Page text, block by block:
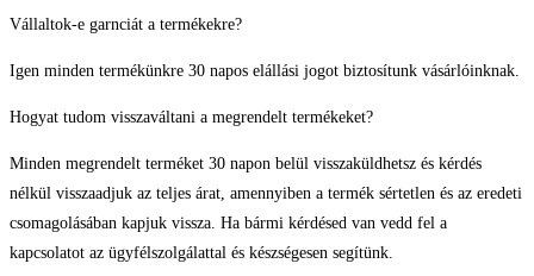
Vállaltok-e garnciát a termékekre?
Igen minden termékünkre 30 napos elállási jogot biztosítunk vásárlóinknak.
Hogyat tudom visszaváltani a megrendelt termékeket?
Minden megrendelt terméket 30 napon belül visszaküldhetsz és kérdés
nélkül visszaadjuk az teljes árat, amennyiben a termék sértetlen és az eredeti
csomagolásában kapjuk vissza. Ha bármi kérdésed van vedd fel a
kapcsolatot az ügyfélszolgálattal és készségesen segítünk.